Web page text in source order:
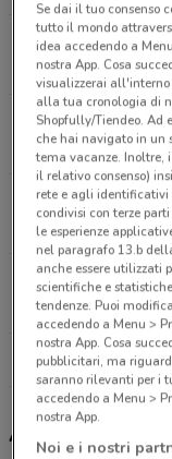
Via XX
4.8 km
Via Enrico
7.7 km
Via Italia
14.1 km
Corso Italia,
14.1 km
Altri volantini
Se dai il tuo consenso
tutto il mondo
idea accedendo a
nostra App. Cosa
visualizzerai
alla tua cronologia di
Shopfully/Tiendeo. Ad
che hai navigato in un
tema vacanze. Inoltre,
il relativo consenso)
rete e agli identificativi
condivisi con terze
le esperienze
nel paragrafo 13.b
anche essere utilizzati
scientifiche e
tendenze. Puoi
accedendo a Menu >
nostra App. Cosa
pubblicitari, ma
saranno rilevanti per i
accedendo a Menu >
nostra App.
Noi e i nostri